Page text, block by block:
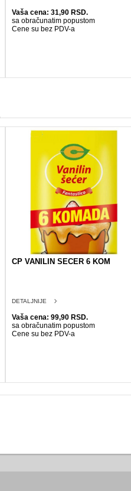
Vaša cena: 31,90 RSD.
sa obračunatim popustom
Cene su bez PDV-a
CP VANILIN SECER 6 KOM
DETALJNIJE
Vaša cena: 99,90 RSD.
sa obračunatim popustom
Cene su bez PDV-a